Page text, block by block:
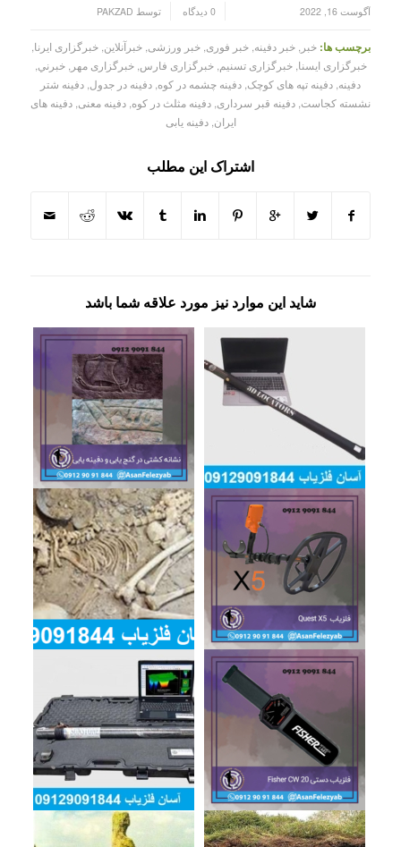
آگوست 16, 2022 0 دیدگاه توسط PAKZAD
برچسب ها: خبر ,خبر دفینه ,خبر فوری ,خبر ورزشی ,خبرآنلاین ,خبرگزاری ایرنا
خبرگزاری ایسنا ,خبرگزاری تسنیم ,خبرگزاری فارس ,خبرگزاری مهر ,خبرني
دفینه دفینه تپه های کوچک دفینه چشمه در کوه دفینه در جدول دفینه شتر
نشسته کجاست دفینه قبر سرداری دفینه مثلث در کوه دفینه معنی دفینه های
ایران ,دفینه یابی
اشتراک این مطلب
شاید این موارد نیز مورد علاقه شما باشد